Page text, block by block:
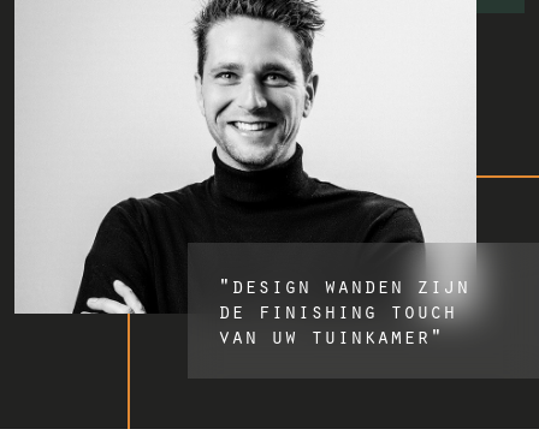
"design wanden zijn
de finishing touch
van uw tuinkamer"